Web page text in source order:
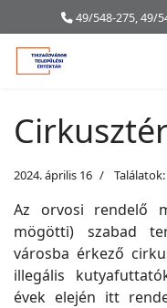
49/548-275, 49/
2024. április 16
Az orvosi rendelő
mögötti) szabad
városba érkező
illegális
évek elején itt